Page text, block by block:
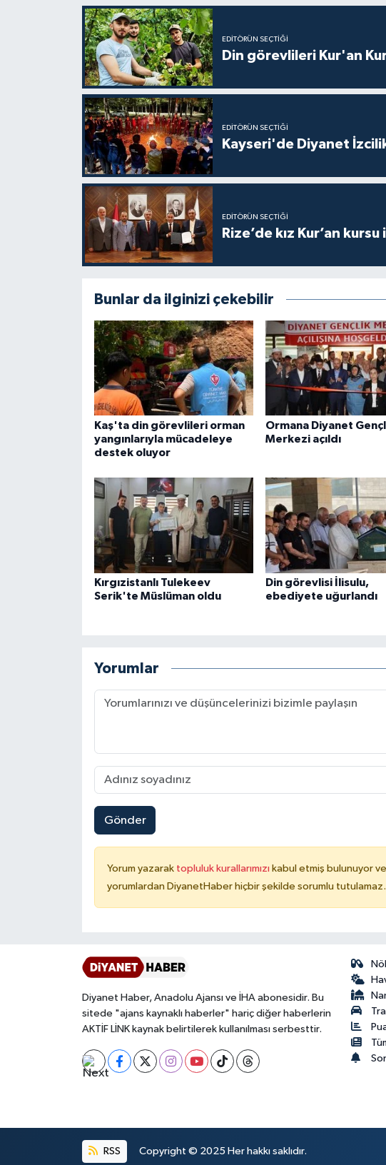
EDITÖRÜN SEÇTIĞI
Din görevlileri Kur'an
EDITÖRÜN SEÇTIĞI
Kayseri'de Diyanet
EDITÖRÜN SEÇTIĞI
Rize’de kız Kur’an
Bunlar da ilginizi çekebilir
Kaş'ta din görevlileri orman
yangınlarıyla mücadeleye
destek oluyor
Ormana Diyanet
Merkezi açıldı
Kırgızistanlı Tulekeev
Serik'te Müslüman oldu
Din görevlisi İlisulu,
ebediyete uğurlandı
Yorumlar
Gönder
Yorum yazarak topluluk kurallarımızı kabul etmiş bulunuyor
yorumlardan DiyanetHaber hiçbir şekilde sorumlu tutulamaz.
Diyanet Haber, Anadolu Ajansı ve İHA abonesidir. Bu
sitede "ajans kaynaklı haberler" hariç diğer haberlerin
AKTİF LİNK kaynak belirtilerek kullanılması serbesttir.
RSS Copyright © 2025 Her hakkı saklıdır.
Iğdır Müftülüğü
Isparta Müftülüğü
İstanbul Müftülüğü
İzmir Müftülüğü
Kahramanmaraş Müftülüğü
Karabük Müftülüğü
Karaman Müftülüğü
Kars Müftülüğü
Kastamonu Müftülüğü
Kayseri Müftülüğü
Kilis Müftülüğü
Kırıkkale Müftülüğü
Kırklareli Müftülüğü
Kırşehir Müftülüğü
Kocaeli Müftülüğü
Konya Müftülüğü
Kütahya Müftülüğü
Manisa Müftülüğü
Mardin Müftülüğü
Muğla Müftülüğü
Muş Müftülüğü
Nevşehir Müftülüğü
Niğde Müftülüğü
Osmaniye Müftülüğü
Sakarya Müftülüğü
Samsun Müftülüğü